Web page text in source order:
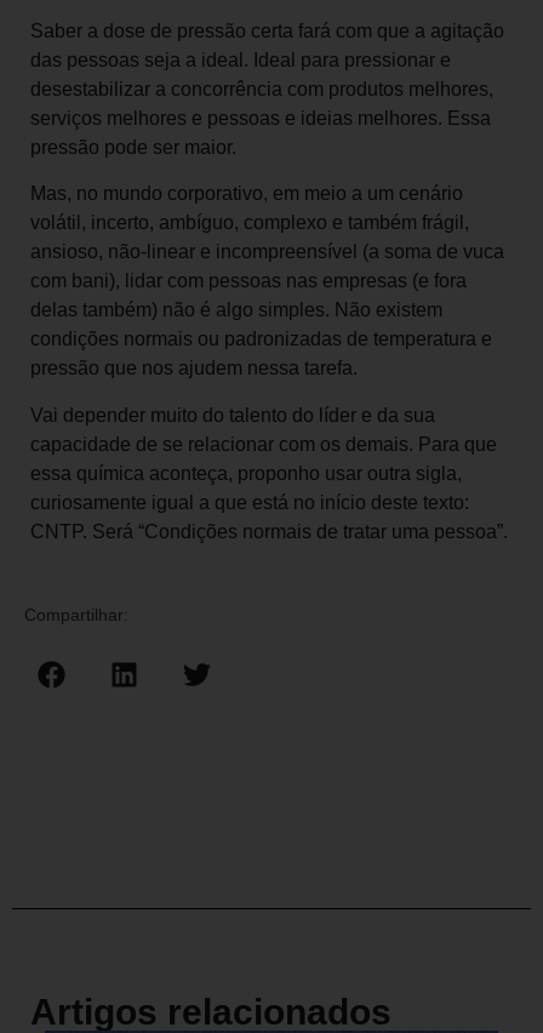
Saber a dose de pressão certa fará com que a agitação
das pessoas seja a ideal. Ideal para pressionar e
desestabilizar a concorrência com produtos melhores,
serviços melhores e pessoas e ideias melhores. Essa
pressão pode ser maior.
Mas, no mundo corporativo, em meio a um cenário
volátil, incerto, ambíguo, complexo e também frágil,
ansioso, não-linear e incompreensível (a soma de vuca
com bani), lidar com pessoas nas empresas (e fora
delas também) não é algo simples. Não existem
condições normais ou padronizadas de temperatura e
pressão que nos ajudem nessa tarefa.
Vai depender muito do talento do líder e da sua
capacidade de se relacionar com os demais. Para que
essa química aconteça, proponho usar outra sigla,
curiosamente igual a que está no início deste texto:
CNTP. Será “Condições normais de tratar uma pessoa”.
Compartilhar:
Artigos relacionados